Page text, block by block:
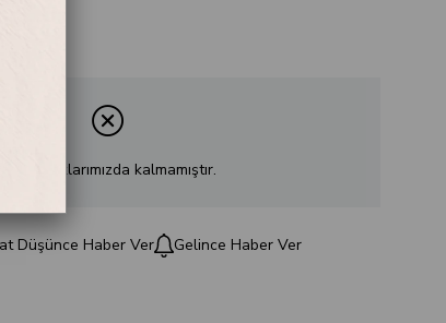
Ürün stoklarımızda kalmamıştır.
Düşünce Haber Ver Gelince Haber Ver